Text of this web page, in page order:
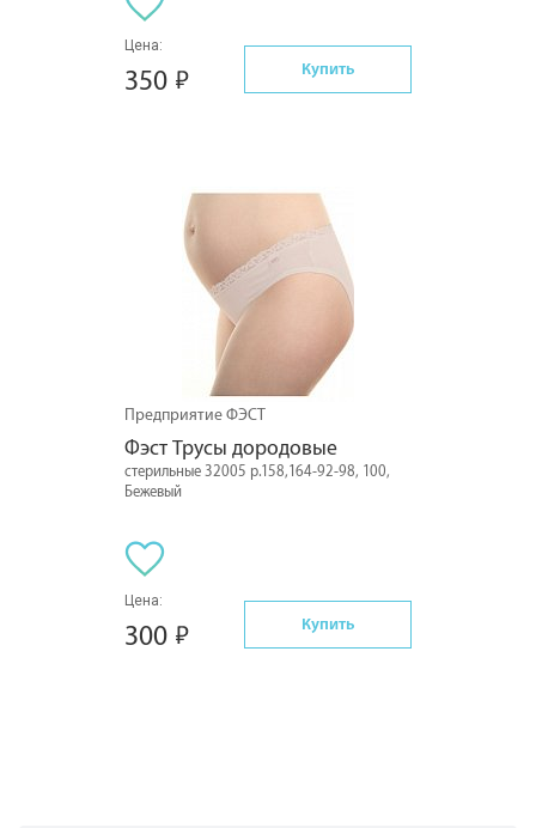
Цена:
350 Купить
Предприятие ФЭСТ
Фэст Трусы дородовые
стерильные 32005 р.158,164-92-98, 100,
Бежевый
Цена:
300 Купить